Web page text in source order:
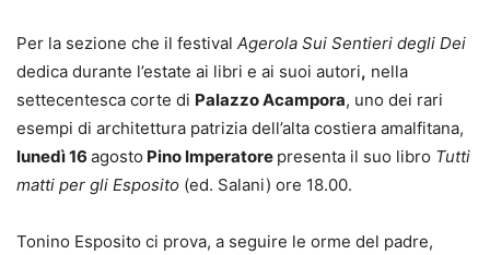
Per la sezione che il festival Agerola Sui Sentieri degli Dei
dedica durante l’estate ai libri e ai suoi autori, nella
settecentesca corte di Palazzo Acampora, uno dei rari
esempi di architettura patrizia dell’alta costiera amalfitana,
lunedì 16 agosto Pino Imperatore presenta il suo libro Tutti
matti per gli Esposito (ed. Salani) ore 18.00.
Tonino Esposito ci prova, a seguire le orme del padre,